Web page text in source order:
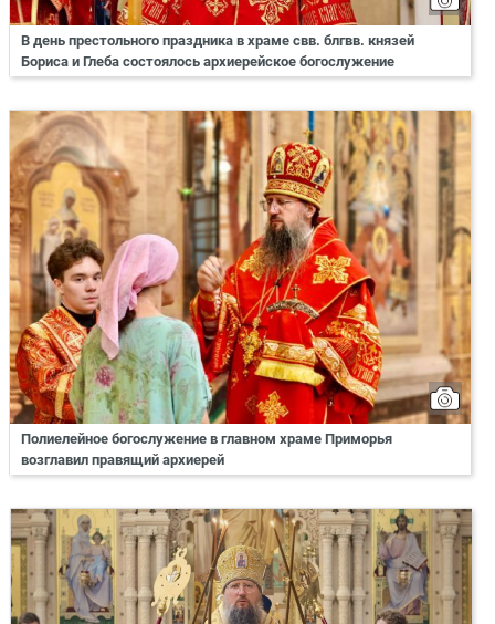
В день престольного праздника в храме свв. блгвв. князей
Бориса и Глеба состоялось архиерейское богослужение
Полиелейное богослужение в главном храме Приморья
возглавил правящий архиерей